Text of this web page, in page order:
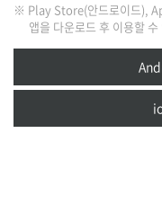
※ Play Store(안드로이드),
앱을 다운로드 후 이용할